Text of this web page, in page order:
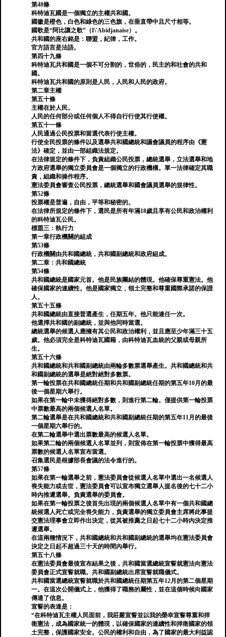
第48條
科特迪瓦國是一個獨立的主權共和國。
國徽是橙色，白色和綠色的三色旗，在垂直帶中且尺寸相等。
國歌是“阿比讓之歌”（I\'Abidjanaise）。
共和國的座右銘是：聯盟，紀律，工作。
官方語言是法語。
第四十九條
科特迪瓦共和國是一個不可分割的，世俗的，民主的和社會的共和
國。
科特迪瓦共和國的原則是人民，人民和人民的政府。
第二章主權
第五十條
主權在於人民。
人民的任何部分或任何個人不得自行行使其行使權。
第五十一條
人民通過公民投票和當選代表行使主權。
行使全民投票的條件以及選舉共和國總統和議會議員的程序由《憲
法》確定，並由一部組織法規定。
在法律規定的條件下，負責組織公民投票，總統選舉，立法選舉和地
方政府選舉的獨立委員會是一個獨立的行政機構。單一法律確定其職
責，組織和操作程序。
憲法委員會審查公民投票，總統選舉和國會議員選舉的規律性。
第52條
投票權是普遍，自由，平等和秘密的。
在法律所規定的條件下，選民是所有年滿18歲且享有公民和政治權利
的科特迪瓦公民。
標題三：執行力
第一章行政機關的組成
第53條
行政機關由共和國總統，共和國副總統和政府組成。
第二章：共和國總統
第54條
共和國總統是國家元首。他是民族團結的體現。他確保尊重憲法。他
確保國家的連續性。他是國家獨立，領土完整和尊重國際承諾的保證
人。
第五十五條
共和國總統由直接普選產生，任期五年。他只能連任一次。
他選擇共和國的副總統，並與他同時當選。
總統選舉的候選人應擁有其公民和政治權利，並且應至少年滿三十五
歲。他必須完全是科特迪瓦國籍，由科特迪瓦血統的父親或母親所
生。
第五十六條
共和國總統和共和國副總統由兩輪多數票選舉產生。共和國總統和共
和國副總統的選舉是絕對絕對多數票。
第一輪投票在共和國總統任期和共和國副總統任期的第五年10月的最
後一個星期六舉行。
如果在第一輪中未獲得絕對多數，則進行第二輪。僅提供第一輪投票
中票數最高的兩個候選人名單。
第二輪選舉是在共和國總統和共和國副總統任期的第五年11月的最後
一個星期六舉行的。
在第二輪選舉中選出票數最高的候選人名單。
如果第二輪的兩個候選人名單並列，則宣佈在第一輪投票中獲得最高
票數的候選人名單宣布當選。
召集選民是根據部長會議的法令進行的。
第57條
如果在第一輪選舉之前，憲法委員會從候選人名單中選出一名候選人
喪失能力或去世，憲法委員會可以宣布獨立選舉人提名後的七十二小
時內推遲選舉。負責選舉的委員會。
如果在第一輪投票之後首先出現的兩個候選人名單中有一個共和國總
統候選人死亡或完全喪失能力，負責選舉的獨立委員會主席將此事提
交憲法理事會立即作出決定，從其被推薦之日起七十二小時內決定推
遲選舉。
在這兩種情況下，共和國總統和共和國副總統的選舉均在憲法委員會
決定之日起不超過三十天的時間內舉行。
第五十八條
在憲法委員會最後宣布結果之後，共和國當選總統宣誓就憲法向憲法
委員會正式宣誓就職。共和國副總統出席宣誓就職儀式。
共和國當選總統宣誓就職於共和國總統任期第五年12月的第二個星期
一。在這次公開儀式上，他獲得了職務的屬性，並在這個時候向國家
傳達了信息。
宣誓的表達是：
“在科特迪瓦主權人民面前，我莊嚴宣誓並以我的榮幸宣誓尊重和捍
衛憲法，成為國家統一的體現，以確保國家的連續性和捍衛國家的領
土完整，保護國家安全。公民的權利和自由，為了國家的最大利益認